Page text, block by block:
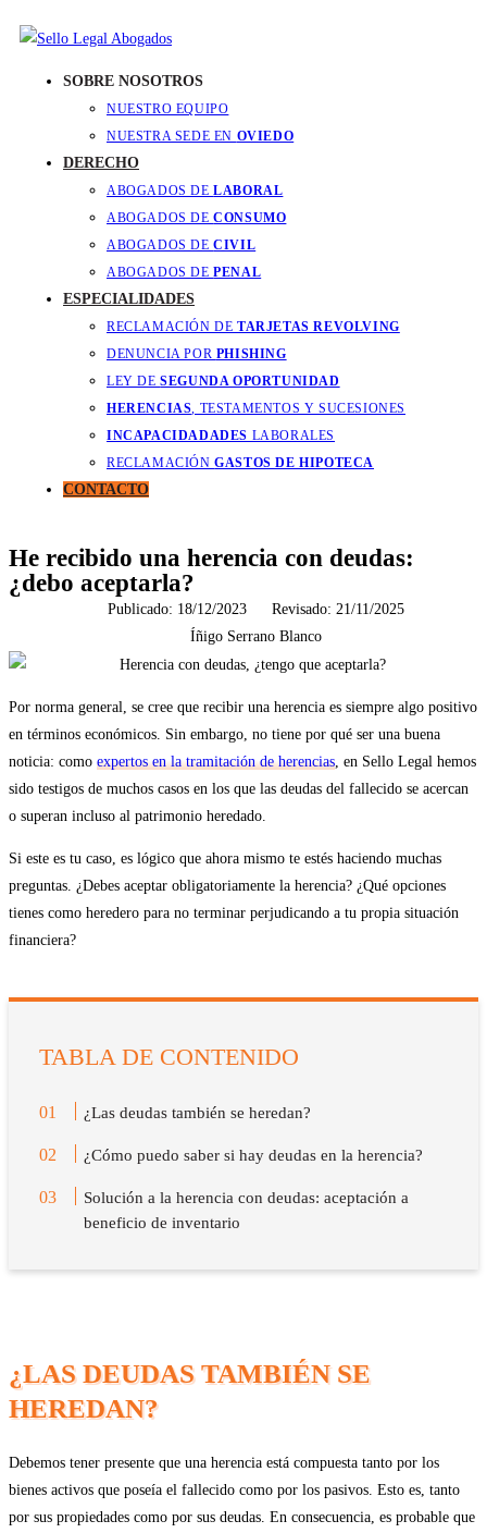
SOBRE NOSOTROS
NUESTRO EQUIPO
NUESTRA SEDE EN OVIEDO
DERECHO
ABOGADOS DELABORAL
ABOGADOS DECONSUMO
ABOGADOS DECIVIL
ABOGADOS DEPENAL
ESPECIALIDADES
RECLAMACIÓN DE TARJETAS REVOLVING
DENUNCIA POR PHISHING
LEY DESEGUNDA OPORTUNIDAD
HERENCIAS, TESTAMENTOS Y SUCESIONES
INCAPACIDADADES LABORALES
RECLAMACIÓNGASTOS DE HIPOTECA
CONTACTO
He recibido una herencia con deudas:
¿debo aceptarla?
Publicado: 18/12/2023
Revisado: 21/11/2025
Íñigo Serrano Blanco
Por norma general, se cree que recibir una herencia es siempre algo positivo
en términos económicos. Sin embargo, no tiene por qué ser una buena
noticia: como expertos en la tramitación de herencias, en Sello Legal hemos
sido testigos de muchos casos en los que las deudas del fallecido se acercan
o superan incluso al patrimonio heredado.
Si este es tu caso, es lógico que ahora mismo te estés haciendo muchas
preguntas. ¿Debes aceptar obligatoriamente la herencia? ¿Qué opciones
tienes como heredero para no terminar perjudicando a tu propia situación
financiera?
TABLA DE CONTENIDO
¿Las deudas también se heredan?
¿Cómo puedo saber si hay deudas en la herencia?
Solución a la herencia con deudas: aceptación a
beneficio de inventario
¿LAS DEUDAS TAMBIÉN SE
HEREDAN?
Debemos tener presente que una herencia está compuesta tanto por los
bienes activos que poseía el fallecido como por los pasivos. Esto es, tanto
por sus propiedades como por sus deudas. En consecuencia, es probable que